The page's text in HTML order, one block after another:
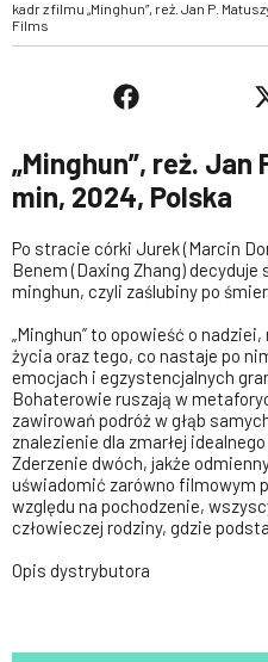
kadr z filmu „Minghun”, reż. Jan P.
Films
„Minghun”, reż. Jan
min, 2024, Polska
Po stracie córki Jurek (Marcin
Benem (Daxing Zhang)
minghun, czyli zaślubiny po
„Minghun” to opowieść o
życia oraz tego, co nastaje po
emocjach i egzystencjalnych
Bohaterowie ruszają w
zawirowań podróż w głąb
znalezienie dla zmarłej
Zderzenie dwóch, jakże
uświadomić zarówno filmowym
względu na pochodzenie,
człowieczej rodziny, gdzie
Opis dystrybutora